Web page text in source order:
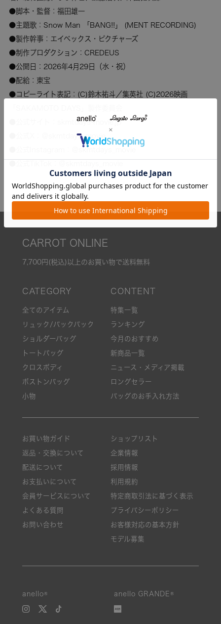
●脚本・監督：福田雄一
●主題歌：Snow Man 「BANG!!」 (MENT RECORDING)
●製作幹事：エイベックス・ピクチャーズ
●制作プロダクション：CREDEUS
●公開日：2026年4月29日（水・祝）
●配給：東宝
●コピーライト表記：(C)鈴木祐斗／集英社 (C)2026映画
●公式サイト：skmtdays-movie.jp
●公式X：＠skmtdays_movie
●公式Instagram：＠skmtdays_movie
CARROT ONLINE
7,700円(税込)以上のお買い物で送料無料
全てのアイテム
リュック/バックパック
ショルダーバッグ
トートバッグ
クロスボディ
ボストンバッグ
小物
特集一覧
ランキング
今月のおすすめ
新商品一覧
ニュース・メディア掲載
ロングセラー
バッグのお手入れ方法
お買い物ガイド
返品・交換について
配送について
お支払いについて
会員サービスについて
よくある質問
お問い合わせ
ショップリスト
企業情報
採用情報
利用規約
特定商取引法に基づく表示
プライバシーポリシー
お客様対応の基本方針
モデル募集
anello® anello GRANDE®